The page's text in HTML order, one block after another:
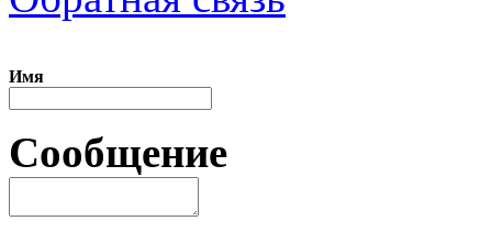
Имя
Сообщение